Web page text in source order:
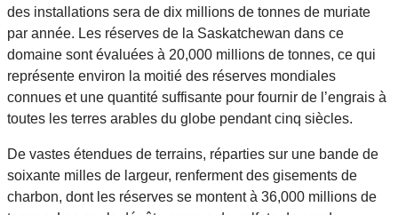
des installations sera de dix millions de tonnes de muriate
par année. Les réserves de la Saskatchewan dans ce
domaine sont évaluées à 20,000 millions de tonnes, ce qui
représente environ la moitié des réserves mondiales
connues et une quantité suffisante pour fournir de l’engrais à
toutes les terres arables du globe pendant cinq siècles.
De vastes étendues de terrains, réparties sur une bande de
soixante milles de largeur, renferment des gisements de
charbon, dont les réserves se montent à 36,000 millions de